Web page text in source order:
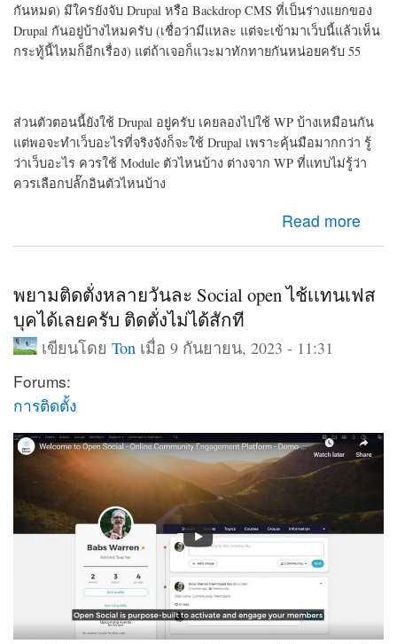
กันหมด) มีใครยังจับ Drupal หรือ Backdrop CMS ที่เป็นร่างแยกของ
Drupal กันอยู่บ้างไหมครับ (เชื่อว่ามีแหละ แต่จะเข้ามาเว็บนี้แล้วเห็น
กระทู้นี้ไหมก็อีกเรื่อง) แต่ถ้าเจอก็แวะมาทักทายกันหน่อยครับ 55
ส่วนตัวตอนนี้ยังใช้ Drupal อยู่ครับ เคยลองไปใช้ WP บ้างเหมือนกัน
แต่พอจะทำเว็บอะไรที่จริงจังก็จะใช้ Drupal เพราะคุ้นมือมากกว่า รู้
ว่าเว็บอะไร ควรใช้ Module ตัวไหนบ้าง ต่างจาก WP ที่แทบไม่รู้ว่า
ควรเลือกปลั๊กอินตัวไหนบ้าง
Read more
พยามติดตั่งหลายวันละ Social open ไช้เเทนเฟส
บุคได้เลยครับ ติดตั่งไม่ได้สักที
เขียนโดย Tonเมื่อ 9 กันยายน, 2023 - 11:31
Forums:
การติดตั้ง